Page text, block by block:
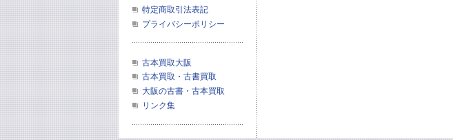
特定商取引法表記
プライバシーポリシー
古本買取大阪
古本買取・古書買取
大阪の古書・古本買取
リンク集